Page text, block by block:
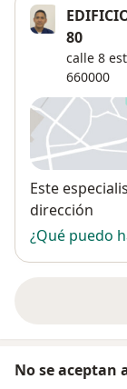
80
calle 8
660000
Este
dirección
¿Qué puedo
No se aceptan